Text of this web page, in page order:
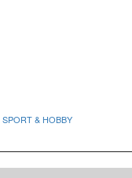
SPORT & HOBBY